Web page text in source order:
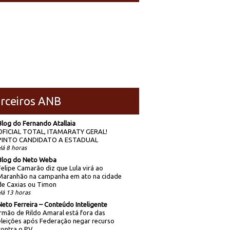
ANB
do Fernando Atallaia
TOTAL, ITAMARATY GERAL!
CANDIDATO A ESTADUAL
8 horas
do Neto Weba
Camarão diz que Lula virá ao
na campanha em ato na cidade
Caxias ou Timon
13 horas
Ferreira – Conteúdo Inteligente
de Rildo Amaral está fora das
após Federação negar recurso